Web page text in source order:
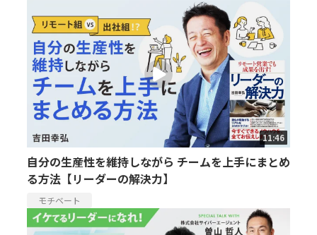
11:46
自分の生産性を維持しながら チームを上手にまとめ
る方法【リーダーの解決力】
モチベート